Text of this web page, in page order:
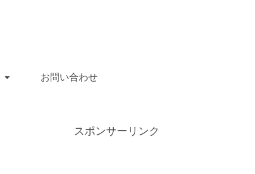
お問い合わせ
スポンサーリンク